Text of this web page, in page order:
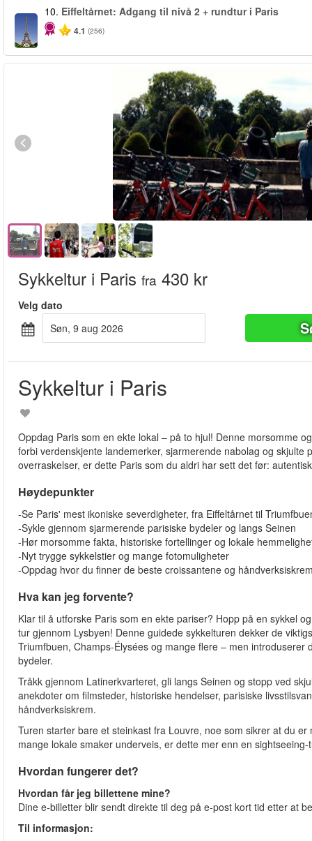
10. Eiffeltårnet: Adgang til nivå 2 + rundtur i Paris
4.1 (256)
Sykkeltur i Paris fra 430 kr
Velg dato
søn, 9 aug 2026
Sykkeltur i Paris
Oppdag Paris som en ekte lokal – på to hjul! Denne morsomme
forbi verdenskjente landemerker, sjarmerende nabolag og
overraskelser, er dette Paris som du aldri har sett det før:
Høydepunkter
-Se Paris' mest ikoniske severdigheter, fra Eiffeltårnet til
-Sykle gjennom sjarmerende parisiske bydeler og langs Seinen
-Hør morsomme fakta, historiske fortellinger og lokale
-Nyt trygge sykkelstier og mange fotomuligheter
-Oppdag hvor du finner de beste croissantene og
Hva kan jeg forvente?
Klar til å utforske Paris som en ekte pariser? Hopp på en sykkel
tur gjennom Lysbyen! Denne guidede sykkelturen dekker de
Triumfbuen, Champs-Élysées og mange flere – men
bydeler.
Tråkk gjennom Latinerkvarteret, gli langs Seinen og stopp ved
anekdoter om filmsteder, historiske hendelser, parisiske
håndverksiskrem.
Turen starter bare et steinkast fra Louvre, noe som sikrer at du
mange lokale smaker underveis, er dette mer enn en
Hvordan fungerer det?
Hvordan får jeg billettene mine?
Dine e-billetter blir sendt direkte til deg på e-post kort tid etter at
Til informasjon: